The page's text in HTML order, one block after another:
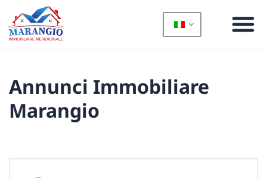
Annunci Immobiliare
Marangio